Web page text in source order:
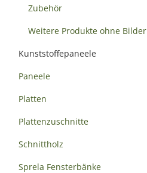
Zubehör
Weitere Produkte ohne Bilder
Kunststoffepaneele
Paneele
Platten
Plattenzuschnitte
Schnittholz
Sprela Fensterbänke